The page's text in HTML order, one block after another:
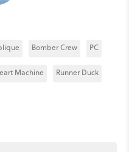
Bomber Crew PC
Machine Runner Duck